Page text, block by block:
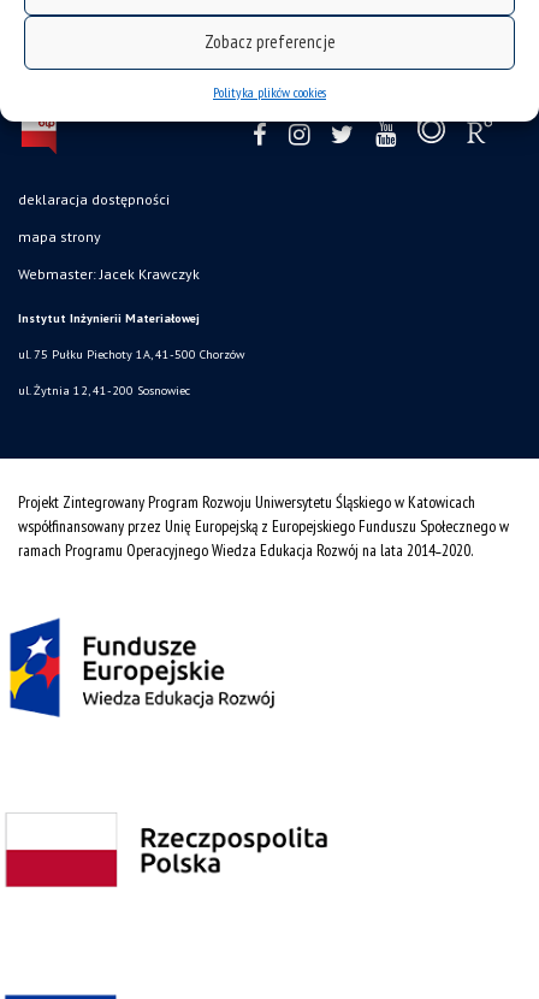
Zobacz preferencje
Polityka plików cookies
deklaracja dostępności
mapa strony
Webmaster: Jacek Krawczyk
Instytut Inżynierii Materiałowej
ul. 75 Pułku Piechoty 1A, 41-500 Chorzów
ul. Żytnia 12, 41-200 Sosnowiec
Projekt Zintegrowany Program Rozwoju Uniwersytetu Śląskiego w Katowicach
współfinansowany przez Unię Europejską z Europejskiego Funduszu Społecznego w
ramach Programu Operacyjnego Wiedza Edukacja Rozwój na lata 2014˗2020.